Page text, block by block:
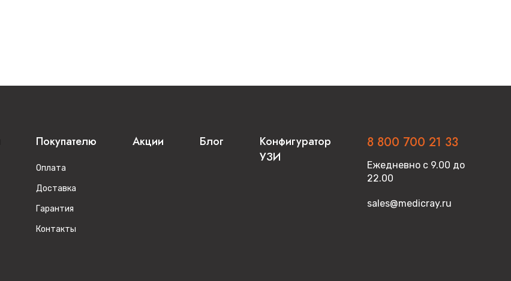
Покупателю
Оплата
Доставка
Гарантия
Контакты
Акции Блог
Конфигуратор
УЗИ
8 800 700 21 33
Ежедневно с 9.00 до
22.00
sales@medicray.ru